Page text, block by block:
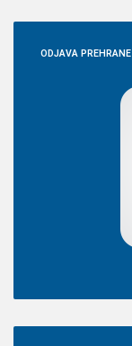
ODJAVA PREHRANE